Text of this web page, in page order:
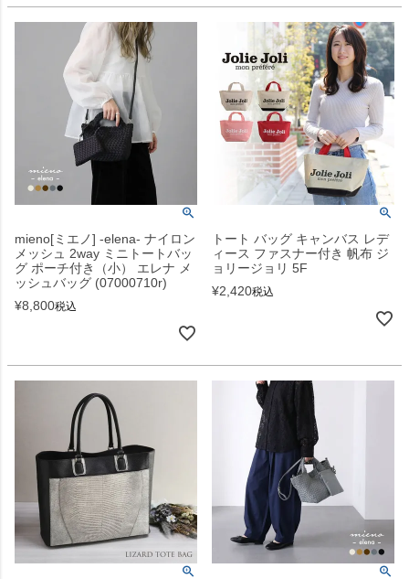
mieno[ミエノ] -elena- ナイロン
メッシュ 2way ミニトートバッ
グ ポーチ付き（小） エレナ メ
ッシュバッグ (07000710r)
¥8,800税込
トート バッグ キャンバス レデ
ィース ファスナー付き 帆布 ジ
ョリージョリ 5F
¥2,420税込